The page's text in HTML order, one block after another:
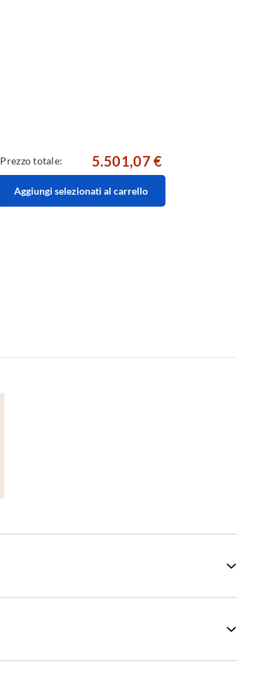
Prezzo totale: 5.501,07 €
Aggiungi selezionati al carrello